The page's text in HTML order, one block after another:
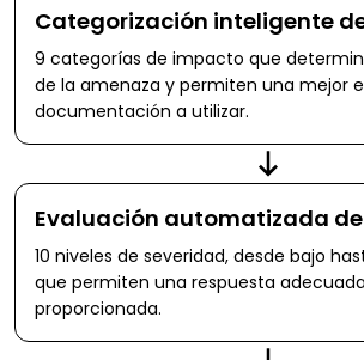
Categorización inteligente
9 categorías de impacto que
de la amenaza y permiten una mejor
documentación a utilizar.
Evaluación automatizada
10 niveles de severidad, desde bajo
que permiten una respuesta
proporcionada.